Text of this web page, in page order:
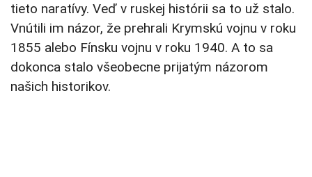
tieto naratívy. Veď v ruskej histórii sa to už stalo.
Vnútili im názor, že prehrali Krymskú vojnu v roku
1855 alebo Fínsku vojnu v roku 1940. A to sa
dokonca stalo všeobecne prijatým názorom
našich historikov.